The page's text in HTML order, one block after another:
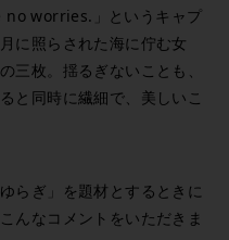
no worries.」というキャプ
に照らされた海に佇む女
三枚。揺るぎないことも、
と同時に繊細で、美しいこ
らぎ」を題材とするときに
んなコメントをいただきま